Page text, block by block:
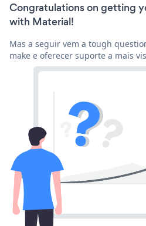
Congratulations on getting
with Material!
Mas a seguir vem a tough
make e oferecer suporte a mais